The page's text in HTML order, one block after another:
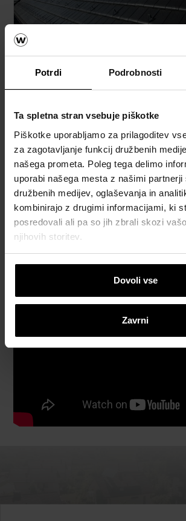
Potrdi Podrobnosti
Ta spletna stran vsebuje piškotke
Piškotke uporabljamo za prilagoditev
za zagotavljanje funkcij družbenih
našega prometa. Poleg tega delimo
uporabi našega mesta z našimi partnerji
družbenih medijev, oglaševanja in
kombinirajo z drugimi informacijami, ki
posredovali ali pa so jih zbrali skozi
njihovih storitev.
Dovoli vse
Zavrni
Streha
Kalkulator za izračun strehe
Naročite brezplačni izračun
Naročite brezplačni vzorec
How to video napotki
Katalogi, brošure in
dokumentacija